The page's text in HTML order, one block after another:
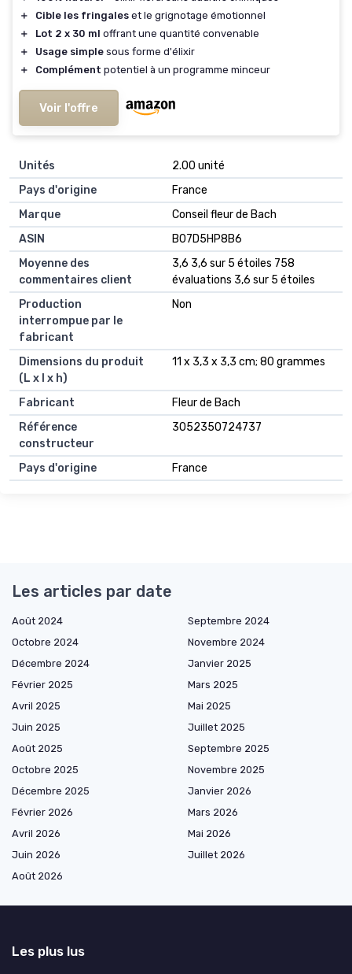
＋
Cible les fringales et le grignotage émotionnel
＋
Lot 2 x 30 ml offrant une quantité convenable
＋
Usage simple sous forme d'élixir
＋
Complément potentiel à un programme minceur
Voir l'offre
Unités
‎2.00 unité
Pays d'origine
‎France
Marque
‎Conseil fleur de Bach
ASIN
B07D5HP8B6
Moyenne des
commentaires client
3,6 3,6 sur 5 étoiles 758
évaluations 3,6 sur 5 étoiles
Production
interrompue par le
fabricant
Non
Dimensions du produit
(L x l x h)
11 x 3,3 x 3,3 cm; 80 grammes
Fabricant
Fleur de Bach
Référence
constructeur
3052350724737
Pays d'origine France
Les articles par date
Août 2024
Septembre 2024
Octobre 2024
Novembre 2024
Décembre 2024
Janvier 2025
Février 2025
Mars 2025
Avril 2025
Mai 2025
Juin 2025
Juillet 2025
Août 2025
Septembre 2025
Octobre 2025
Novembre 2025
Décembre 2025
Janvier 2026
Février 2026
Mars 2026
Avril 2026
Mai 2026
Juin 2026
Juillet 2026
Août 2026
Les plus lus